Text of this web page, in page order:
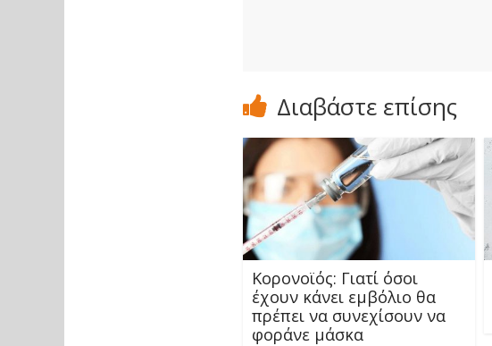
Διαβάστε επίσης
Κορονοϊός: Γιατί όσοι
έχουν κάνει εμβόλιο θα
πρέπει να συνεχίσουν να
φοράνε μάσκα